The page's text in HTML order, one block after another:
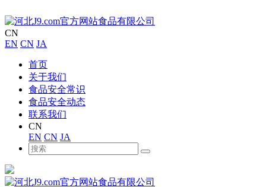
CN
EN CN JA
首页
关于我们
食品安全常识
食品安全动态
联系我们
CN
EN CN JA